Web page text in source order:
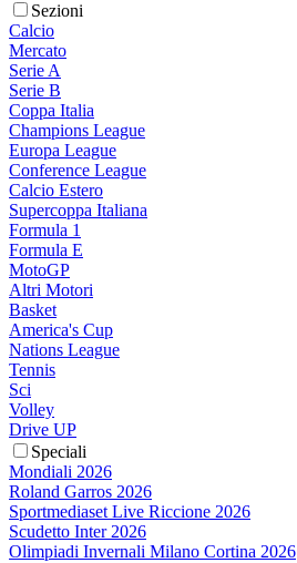
Sezioni
Calcio
Mercato
Serie A
Serie B
Coppa Italia
Champions League
Europa League
Conference League
Calcio Estero
Supercoppa Italiana
Formula 1
Formula E
MotoGP
Altri Motori
Basket
America's Cup
Nations League
Tennis
Sci
Volley
Drive UP
Speciali
Mondiali 2026
Roland Garros 2026
Sportmediaset Live Riccione 2026
Scudetto Inter 2026
Olimpiadi Invernali Milano Cortina 2026